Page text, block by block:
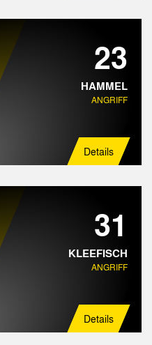
23
HAMMEL
ANGRIFF
Details
31
KLEEFISCH
ANGRIFF
Details